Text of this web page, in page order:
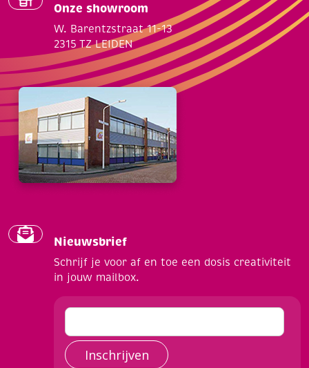
Onze showroom
W. Barentzstraat 11-13
2315 TZ LEIDEN
Nieuwsbrief
Schrijf je voor af en toe een dosis creativiteit
in jouw mailbox.
Inschrijven